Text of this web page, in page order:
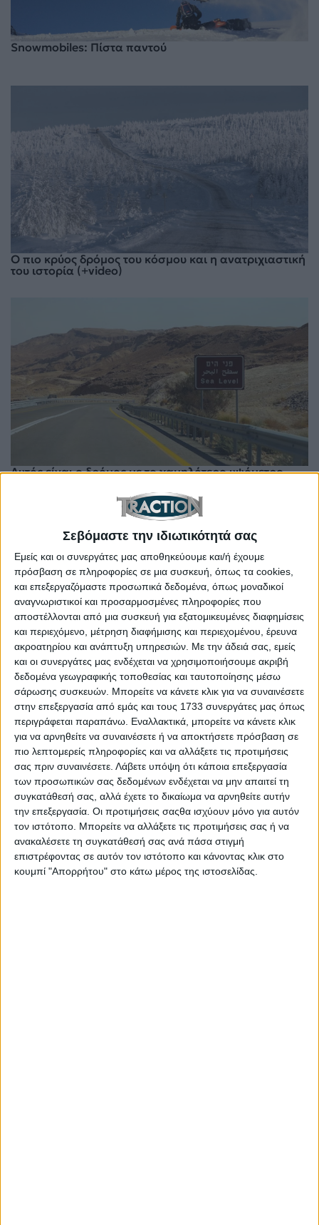
Σεβόμαστε την ιδιωτικότητά σας
Εμείς και οι συνεργάτες μας αποθηκεύουμε και/ή έχουμε
πρόσβαση σε πληροφορίες σε μια συσκευή, όπως τα cookies,
και επεξεργαζόμαστε προσωπικά δεδομένα, όπως μοναδικοί
αναγνωριστικοί και προσαρμοσμένες πληροφορίες που
αποστέλλονται από μια συσκευή για εξατομικευμένες διαφημίσεις
και περιεχόμενο, μέτρηση διαφήμισης και περιεχομένου, έρευνα
ακροατηρίου και ανάπτυξη υπηρεσιών. Με την άδειά σας, εμείς
και οι συνεργάτες μας ενδέχεται να χρησιμοποιήσουμε ακριβή
δεδομένα γεωγραφικής τοποθεσίας και ταυτοποίησης μέσω
σάρωσης συσκευών. Μπορείτε να κάνετε κλικ για να συναινέσετε
στην επεξεργασία από εμάς και τους 1733 συνεργάτες μας όπως
περιγράφεται παραπάνω. Εναλλακτικά, μπορείτε να κάνετε κλικ
για να αρνηθείτε να συναινέσετε ή να αποκτήσετε πρόσβαση σε
πιο λεπτομερείς πληροφορίες και να αλλάξετε τις προτιμήσεις
σας πριν συναινέσετε. Λάβετε υπόψη ότι κάποια επεξεργασία
των προσωπικών σας δεδομένων ενδέχεται να μην απαιτεί τη
συγκατάθεσή σας, αλλά έχετε το δικαίωμα να αρνηθείτε αυτήν
την επεξεργασία. Οι προτιμήσεις σαςθα ισχύουν μόνο για αυτόν
τον ιστότοπο. Μπορείτε να αλλάξετε τις προτιμήσεις σας ή να
ανακαλέσετε τη συγκατάθεσή σας ανά πάσα στιγμή
επιστρέφοντας σε αυτόν τον ιστότοπο και κάνοντας κλικ στο
κουμπί "Απορρήτου" στο κάτω μέρος της ιστοσελίδας.
Snowmobiles: Πίστα παντού
Ο πιο κρύος δρόμος του κόσμου και η ανατριχιαστική
του ιστορία (+video)
Αυτός είναι ο δρόμος με το χαμηλότερο υψόμετρο…
Η πιο ψηλή γέφυρα στον κόσμο – Το απόλυτο τεστ
αντοχής με 96 φορτηγά